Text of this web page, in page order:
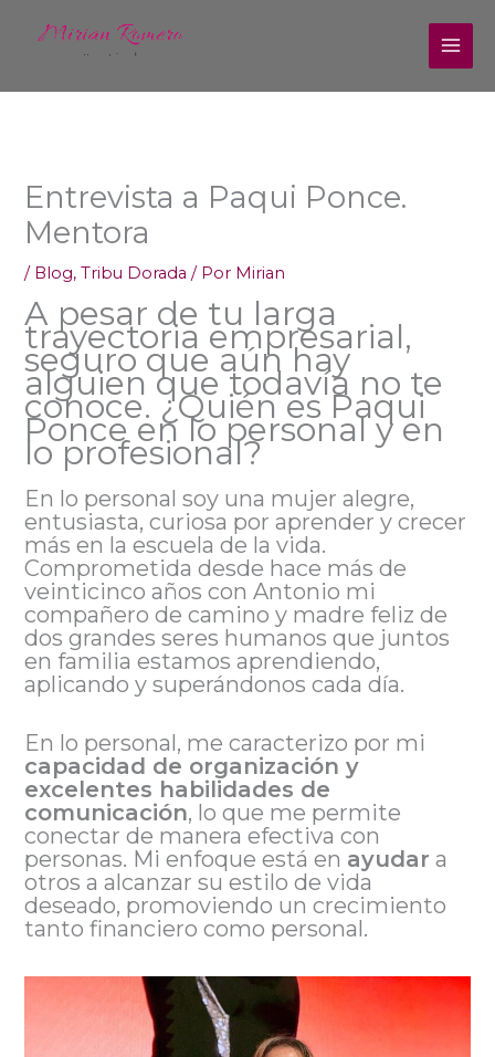
Entrevista a Paqui Ponce.
Mentora
/ Blog,Tribu Dorada / Por Mirian
A pesar de tu larga
trayectoria empresarial,
seguro que aún hay
alguien que todavía no te
conoce. ¿Quién es Paqui
Ponce en lo personal y en
lo profesional?
En lo personal soy una mujer alegre,
entusiasta, curiosa por aprender y crecer
más en la escuela de la vida.
Comprometida desde hace más de
veinticinco años con Antonio mi
compañero de camino y madre feliz de
dos grandes seres humanos que juntos
en familia estamos aprendiendo,
aplicando y superándonos cada día.
En lo personal, me caracterizo por mi
capacidad de organización y
excelentes habilidades de
comunicación, lo que me permite
conectar de manera efectiva con
personas. Mi enfoque está en ayudar a
otros a alcanzar su estilo de vida
deseado, promoviendo un crecimiento
tanto financiero como personal.